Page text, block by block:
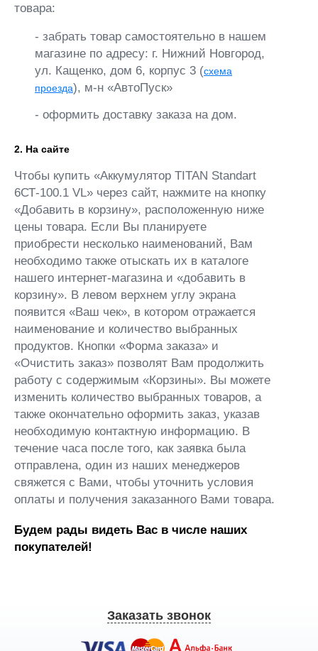
товара:
- забрать товар самостоятельно в нашем
магазине по адресу: г. Нижний Новгород,
ул. Кащенко, дом 6, корпус 3 (схема
проезда), м-н «АвтоПуск»
- оформить доставку заказа на дом.
2. На сайте
Чтобы купить «Аккумулятор TITAN Standart
6СТ-100.1 VL» через сайт, нажмите на кнопку
«Добавить в корзину», расположенную ниже
цены товара. Если Вы планируете
приобрести несколько наименований, Вам
необходимо также отыскать их в каталоге
нашего интернет-магазина и «добавить в
корзину». В левом верхнем углу экрана
появится «Ваш чек», в котором отражается
наименование и количество выбранных
продуктов. Кнопки «Форма заказа» и
«Очистить заказ» позволят Вам продолжить
работу с содержимым «Корзины». Вы можете
изменить количество выбранных товаров, а
также окончательно оформить заказ, указав
необходимую контактную информацию. В
течение часа после того, как заявка была
отправлена, один из наших менеджеров
свяжется с Вами, чтобы уточнить условия
оплаты и получения заказанного Вами товара.
Будем рады видеть Вас в числе наших
покупателей!
Заказать звонок